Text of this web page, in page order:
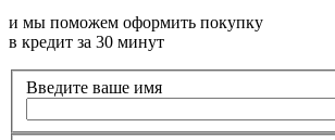
и мы поможем оформить покупку
в кредит за 30 минут
Введите ваше имя